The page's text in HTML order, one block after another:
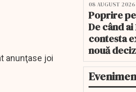
anunţase joi
08 AUGUST 2026
Poprire
De când
contesta
nouă